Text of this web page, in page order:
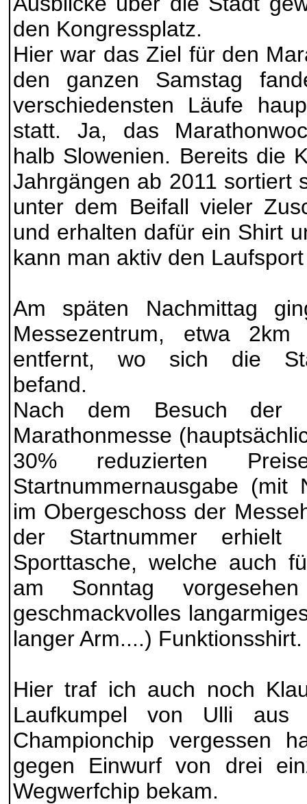
den Kongressplatz.
Hier war das Ziel für den
den ganzen Samstag
verschiedensten Läufe
statt. Ja, das
halb Slowenien. Bereits die
Jahrgängen ab 2011 sortiert
unter dem Beifall vieler
und erhalten dafür ein Shirt
kann man aktiv den
Am späten Nachmittag
Messezentrum, etwa 2km
entfernt, wo sich die
befand.
Nach dem Besuch der
Marathonmesse
30% reduzierten
Startnummernausgabe (mit
im Obergeschoss der
der Startnummer erhielt
Sporttasche, welche auch
am Sonntag
geschmackvolles
langer Arm....) Funktionsshirt.
Hier traf ich auch noch
Laufkumpel von Ulli aus
Championchip vergessen
gegen Einwurf von drei
Wegwerfchip bekam.